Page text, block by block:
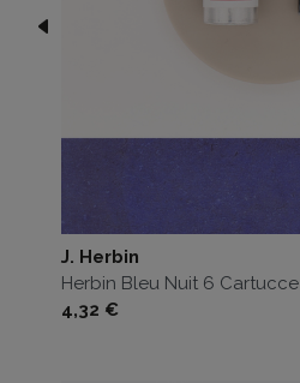
J. Herbin
Herbin Bleu Nuit 6 Cartucce
Prezzo
4,32 €